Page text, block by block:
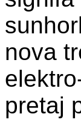
nova
pretaj